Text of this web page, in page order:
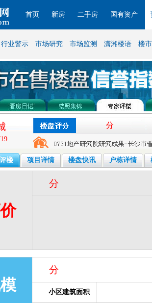
首页 新房 二手房 国有资产
行业警示 市场研究 市场监测 潇湘楼语 楼
分
楼 项目详情 楼盘快讯 户栋详情
分
分
小区建筑面积